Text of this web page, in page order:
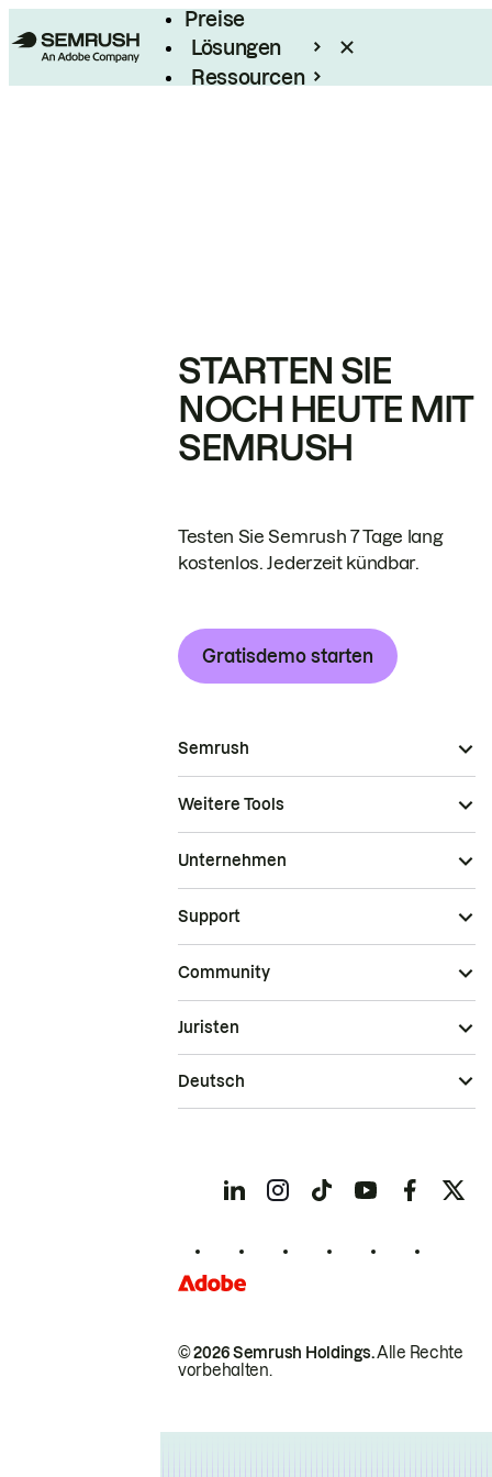
Preise
Lösungen
Ressourcen
STARTEN SIE
NOCH HEUTE MIT
SEMRUSH
Testen Sie Semrush 7 Tage lang
kostenlos. Jederzeit kündbar.
Gratisdemo starten
Semrush
Weitere Tools
Unternehmen
Support
Community
© 2026 Semrush Holdings.Alle Rechte
vorbehalten.
Juristen
Deutsch